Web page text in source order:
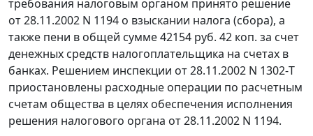
требования налоговым органом принято решение
от 28.11.2002 N 1194 о взыскании налога (сбора), а
также пени в общей сумме 42154 руб. 42 коп. за счет
денежных средств налогоплательщика на счетах в
банках. Решением инспекции от 28.11.2002 N 1302-Т
приостановлены расходные операции по расчетным
счетам общества в целях обеспечения исполнения
решения налогового органа от 28.11.2002 N 1194.